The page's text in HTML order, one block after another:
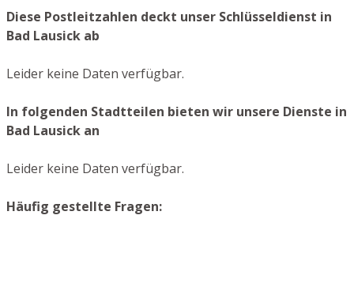
Diese Postleitzahlen deckt unser Schlüsseldienst in
Bad Lausick ab
Leider keine Daten verfügbar.
In folgenden Stadtteilen bieten wir unsere Dienste in
Bad Lausick an
Leider keine Daten verfügbar.
Häufig gestellte Fragen: